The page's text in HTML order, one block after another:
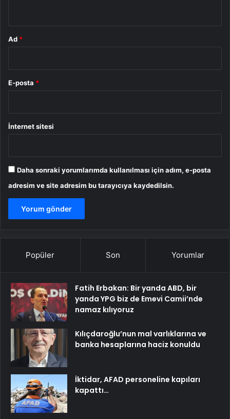
Ad *
E-posta *
İnternet sitesi
Daha sonraki yorumlarımda kullanılması için adım, e-posta
adresim ve site adresim bu tarayıcıya kaydedilsin.
Popüler Son Yorumlar
Fatih Erbakan: Bir yanda ABD, bir
yanda YPG biz de Emevi Camii’nde
namaz kılıyoruz
Kılıçdaroğlu’nun mal varlıklarına ve
banka hesaplarına haciz konuldu
İktidar, AFAD personeline kapıları
kapattı…